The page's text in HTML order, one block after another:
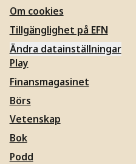
Om cookies
Tillgänglighet på EFN
Ändra datainställningar
Play
Finansmagasinet
Börs
Vetenskap
Bok
Podd